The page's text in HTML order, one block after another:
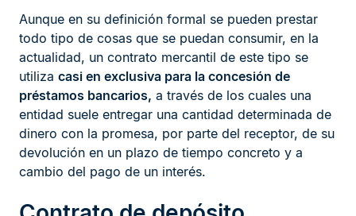
Aunque en su definición formal se pueden prestar
todo tipo de cosas que se puedan consumir, en la
actualidad, un contrato mercantil de este tipo se
utiliza casi en exclusiva para la concesión de
préstamos bancarios, a través de los cuales una
entidad suele entregar una cantidad determinada de
dinero con la promesa, por parte del receptor, de su
devolución en un plazo de tiempo concreto y a
cambio del pago de un interés.